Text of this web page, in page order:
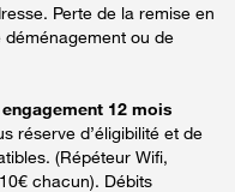
Perte de la remise en
déménagement ou de
12 mois
réserve d’éligibilité et de
(Répéteur Wifi,
chacun). Débits